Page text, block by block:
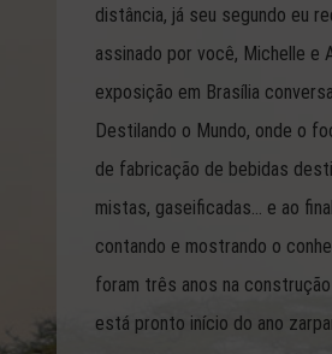
distância, já seu segundo eu
assinado por você, Michelle e
exposição em Brasília
Destilando o Mundo, onde o
de fabricação de bebidas
mistas, gaseificadas… e ao
contando e mostrando o
foram três anos na
está pronto início do ano